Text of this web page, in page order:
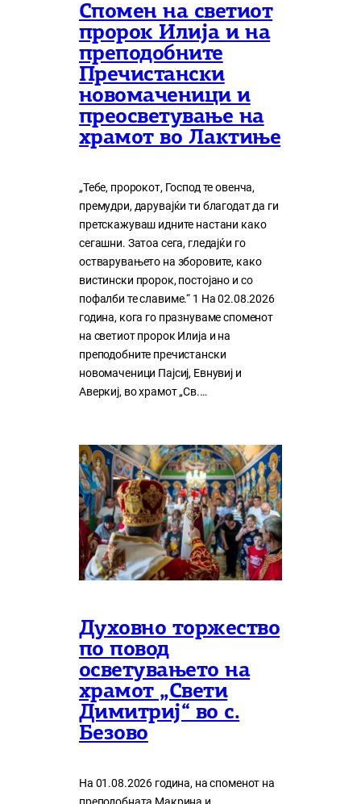
Спомен на светиот
пророк Илија и на
преподобните
Пречистански
новомаченици и
преосветување на
храмот во Лактиње
„Тебе, пророкот, Господ те овенча,
премудри, дарувајќи ти благодат да ги
претскажуваш идните настани како
сегашни. Затоа сега, гледајќи го
остварувањето на зборовите, како
вистински пророк, постојано и со
пофалби те славиме.“ 1 На 02.08.2026
година, кога го празнуваме споменот
на светиот пророк Илија и на
преподобните пречистански
новомаченици Пајсиј, Евнувиј и
Аверкиј, во храмот „Св.…
Духовно торжество
по повод
осветувањето на
храмот „Свети
Димитриј“ во с.
Безово
На 01.08.2026 година, на споменот на